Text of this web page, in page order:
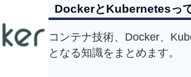
DockerとKubernetesっ
コンテナ技術、Docker、
となる知識をまとめます。